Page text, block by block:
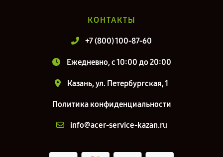
КОНТАКТЫ
+7 (800) 100-87-60
Ежедневно, с 10:00 до 20:00
Казань, ул. Петербургская, 1
Политика конфиденциальности
info@acer-service-kazan.ru